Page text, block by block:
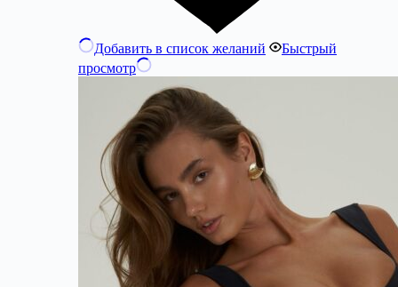
Добавить в список желаний
Быстрый
просмотр